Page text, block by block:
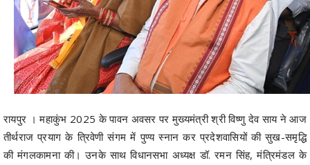
रायपुर । महाकुंभ 2025 के पावन अवसर पर मुख्यमंत्री श्री विष्णु देव साय ने आज
तीर्थराज प्रयाग के त्रिवेणी संगम में पुण्य स्नान कर प्रदेशवासियों की सुख-समृद्धि
की मंगलकामना की। उनके साथ विधानसभा अध्यक्ष डॉ. रमन सिंह, मंत्रिमंडल के